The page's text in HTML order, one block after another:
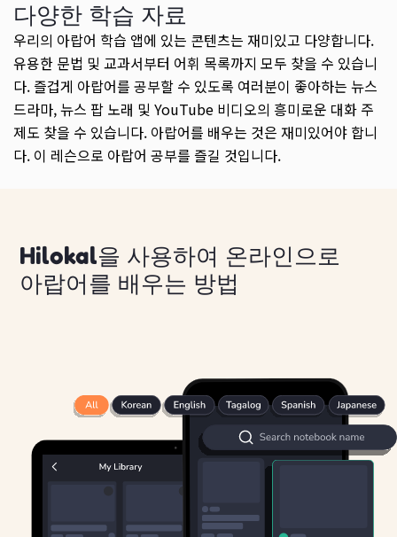
다양한 학습 자료
우리의 아랍어 학습 앱에 있는 콘텐츠는 재미있고 다양합니다.
유용한 문법 및 교과서부터 어휘 목록까지 모두 찾을 수 있습니
다. 즐겁게 아랍어를 공부할 수 있도록 여러분이 좋아하는 뉴스
드라마, 뉴스 팝 노래 및 YouTube 비디오의 흥미로운 대화 주
제도 찾을 수 있습니다. 아랍어를 배우는 것은 재미있어야 합니
다. 이 레슨으로 아랍어 공부를 즐길 것입니다.
Hilokal을 사용하여 온라인으로
아랍어를 배우는 방법